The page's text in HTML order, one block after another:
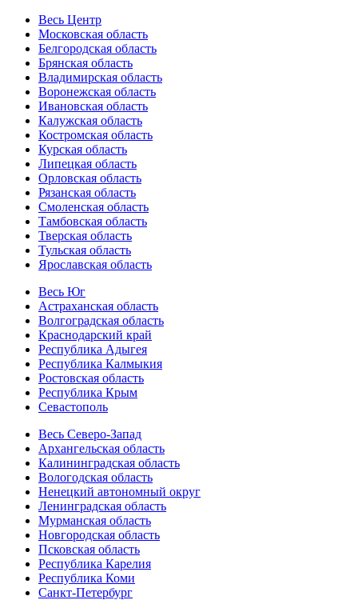
Весь Центр
Московская область
Белгородская область
Брянская область
Владимирская область
Воронежская область
Ивановская область
Калужская область
Костромская область
Курская область
Липецкая область
Орловская область
Рязанская область
Смоленская область
Тамбовская область
Тверская область
Тульская область
Ярославская область
Весь Юг
Астраханская область
Волгоградская область
Краснодарский край
Республика Адыгея
Республика Калмыкия
Ростовская область
Республика Крым
Севастополь
Весь Северо-Запад
Архангельская область
Калининградская область
Вологодская область
Ненецкий автономный округ
Ленинградская область
Мурманская область
Новгородская область
Псковская область
Республика Карелия
Республика Коми
Санкт-Петербург